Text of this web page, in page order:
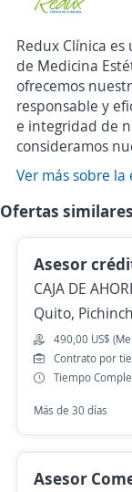
Redux Clínica
de Medicina
ofrecemos
responsable y
e integridad de
consideramos
Ver más sobre la
Ofertas similares
Asesor
CAJA DE
Quito,
490,00 US$
Contrato por
Tiempo
Más de 30 días
Asesor